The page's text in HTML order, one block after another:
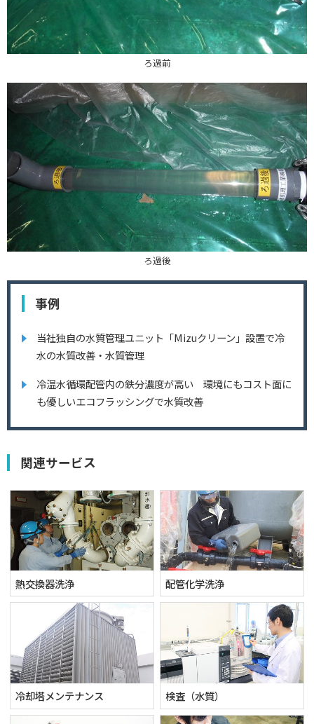
ろ過前
ろ過後
事例
当社独自の水質管理ユニット「Mizuクリーン」設置で冷
水の水質改善・水質管理
冷温水循環配管内の鉄分濃度が高い 環境にもコスト面に
も優しいエコフラッシングで水質改善
関連サービス
熱交換器洗浄 配管化学洗浄
冷却塔メンテナンス 検査（水質）